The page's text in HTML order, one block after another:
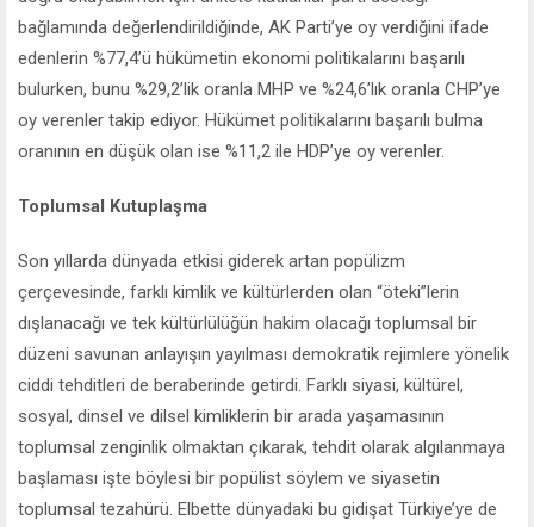
bağlamında değerlendirildiğinde, AK Parti’ye oy verdiğini ifade
edenlerin %77,4’ü hükümetin ekonomi politikalarını başarılı
bulurken, bunu %29,2’lik oranla MHP ve %24,6’lık oranla CHP’ye
oy verenler takip ediyor. Hükümet politikalarını başarılı bulma
oranının en düşük olan ise %11,2 ile HDP’ye oy verenler.
Toplumsal Kutuplaşma
Son yıllarda dünyada etkisi giderek artan popülizm
çerçevesinde, farklı kimlik ve kültürlerden olan “öteki”lerin
dışlanacağı ve tek kültürlülüğün hakim olacağı toplumsal bir
düzeni savunan anlayışın yayılması demokratik rejimlere yönelik
ciddi tehditleri de beraberinde getirdi. Farklı siyasi, kültürel,
sosyal, dinsel ve dilsel kimliklerin bir arada yaşamasının
toplumsal zenginlik olmaktan çıkarak, tehdit olarak algılanmaya
başlaması işte böylesi bir popülist söylem ve siyasetin
toplumsal tezahürü. Elbette dünyadaki bu gidişat Türkiye’ye de